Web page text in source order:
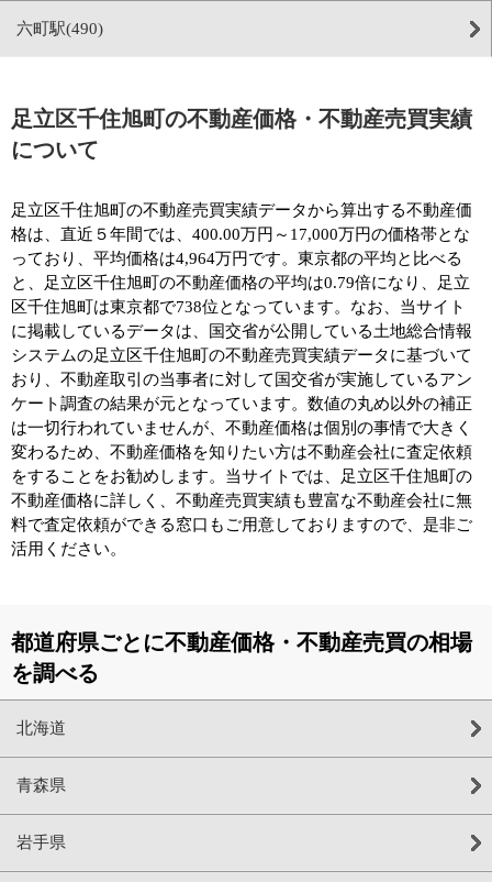
六町駅(490)
足立区千住旭町の不動産価格・不動産売買実績
について
足立区千住旭町の不動産売買実績データから算出する不動産価
格は、直近５年間では、400.00万円～17,000万円の価格帯とな
っており、平均価格は4,964万円です。東京都の平均と比べる
と、足立区千住旭町の不動産価格の平均は0.79倍になり、足立
区千住旭町は東京都で738位となっています。なお、当サイト
に掲載しているデータは、国交省が公開している土地総合情報
システムの足立区千住旭町の不動産売買実績データに基づいて
おり、不動産取引の当事者に対して国交省が実施しているアン
ケート調査の結果が元となっています。数値の丸め以外の補正
は一切行われていませんが、不動産価格は個別の事情で大きく
変わるため、不動産価格を知りたい方は不動産会社に査定依頼
をすることをお勧めします。当サイトでは、足立区千住旭町の
不動産価格に詳しく、不動産売買実績も豊富な不動産会社に無
料で査定依頼ができる窓口もご用意しておりますので、是非ご
活用ください。
都道府県ごとに不動産価格・不動産売買の相場
を調べる
北海道
青森県
岩手県